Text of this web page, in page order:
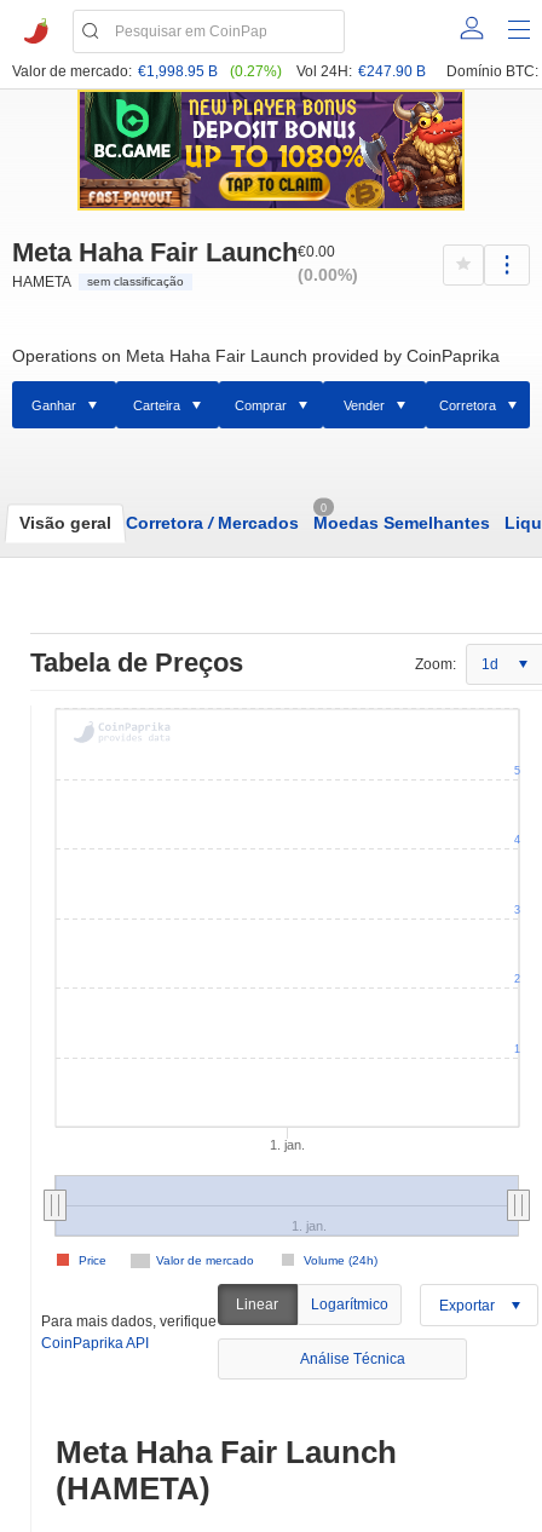
Valor de mercado: €1,998.95 B (0.27%) Vol 24H: €247.90 B Domínio BTC:
Meta Haha Fair Launch
HAMETA sem classificação
€0.00
(0.00%)
Operations on Meta Haha Fair Launch provided by CoinPaprika
Ganhar Carteira Comprar Vender Corretora
Visão geral Corretora /Mercados
0
Moedas Semelhantes
Tabela de Preços Zoom: 1d
1. jan.
Valor de mercado Volume (24h)
Price
1. jan.
1
2
3
4
5
Para mais dados, verifique
CoinPaprika API
Linear Logarítmico Exportar
Análise Técnica
Meta Haha Fair Launch
(HAMETA)